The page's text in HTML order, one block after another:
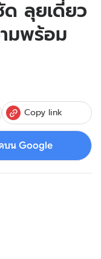
ด ลุยเดี่ยว
มพร้อม
Copy link
บน Google